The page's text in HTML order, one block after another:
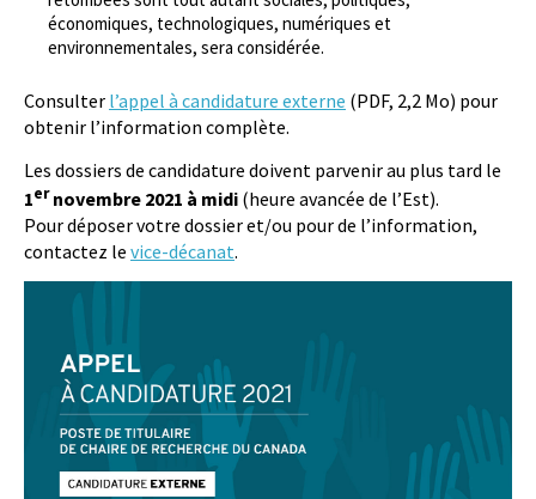
économiques, technologiques, numériques et
environnementales, sera considérée.
Consulter l’appel à candidature externe (PDF, 2,2 Mo) pour
obtenir l’information complète.
Les dossiers de candidature doivent parvenir au plus tard le
1ernovembre 2021 à midi (heure avancée de l’Est).
Pour déposer votre dossier et/ou pour de l’information,
contactez le vice-décanat.